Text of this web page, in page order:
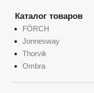
Каталог товаров
FÖRCH
Jonnesway
Thorvik
Ombra